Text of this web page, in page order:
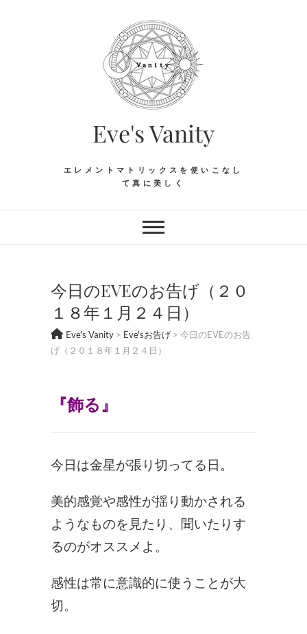
Eve's Vanity
エレメントマトリックスを使いこなし
て真に美しく
今日のEVEのお告げ（２０
１８年１月２４日）
Eve's Vanity > Eve'sお告げ > 今日のEVEのお告
げ（２０１８年１月２４日）
『飾る』
今日は金星が張り切ってる日。
美的感覚や感性が揺り動かされる
ようなものを見たり、聞いたりす
るのがオススメよ。
感性は常に意識的に使うことが大
切。